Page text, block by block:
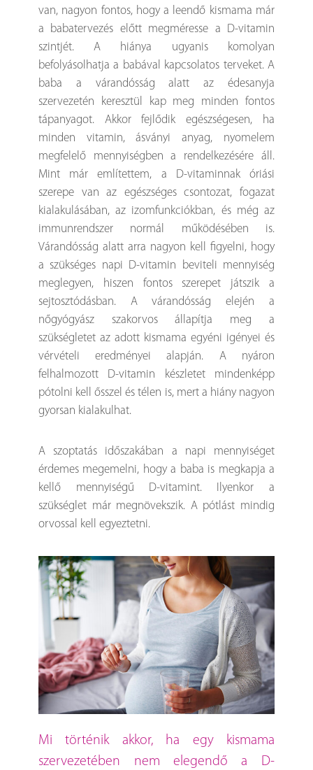
van, nagyon fontos, hogy a leendő kismama már
a babatervezés előtt megméresse a D-vitamin
szintjét. A hiánya ugyanis komolyan
befolyásolhatja a babával kapcsolatos terveket. A
baba a várandósság alatt az édesanyja
szervezetén keresztül kap meg minden fontos
tápanyagot. Akkor fejlődik egészségesen, ha
minden vitamin, ásványi anyag, nyomelem
megfelelő mennyiségben a rendelkezésére áll.
Mint már említettem, a D-vitaminnak óriási
szerepe van az egészséges csontozat, fogazat
kialakulásában, az izomfunkciókban, és még az
immunrendszer normál működésében is.
Várandósság alatt arra nagyon kell figyelni, hogy
a szükséges napi D-vitamin beviteli mennyiség
meglegyen, hiszen fontos szerepet játszik a
sejtosztódásban. A várandósság elején a
nőgyógyász szakorvos állapítja meg a
szükségletet az adott kismama egyéni igényei és
vérvételi eredményei alapján. A nyáron
felhalmozott D-vitamin készletet mindenképp
pótolni kell ősszel és télen is, mert a hiány nagyon
gyorsan kialakulhat.
A szoptatás időszakában a napi mennyiséget
érdemes megemelni, hogy a baba is megkapja a
kellő mennyiségű D-vitamint. Ilyenkor a
szükséglet már megnövekszik. A pótlást mindig
orvossal kell egyeztetni.
Mi történik akkor, ha egy kismama
szervezetében nem elegendő a D-